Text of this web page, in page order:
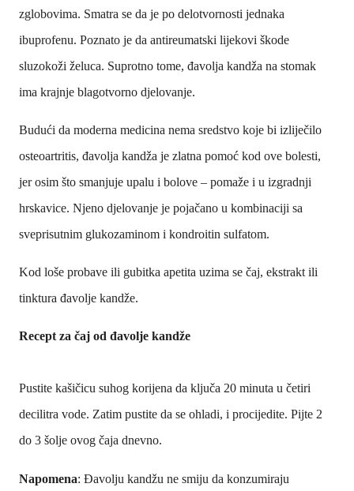
zglobovima. Smatra se da je po delotvornosti jednaka
ibuprofenu. Poznato je da antireumatski lijekovi škode
sluzokoži želuca. Suprotno tome, đavolja kandža na stomak
ima krajnje blagotvorno djelovanje.
Budući da moderna medicina nema sredstvo koje bi izliječilo
osteoartritis, đavolja kandža je zlatna pomoć kod ove bolesti,
jer osim što smanjuje upalu i bolove – pomaže i u izgradnji
hrskavice. Njeno djelovanje je pojačano u kombinaciji sa
sveprisutnim glukozaminom i kondroitin sulfatom.
Kod loše probave ili gubitka apetita uzima se čaj, ekstrakt ili
tinktura đavolje kandže.
Recept za čaj od đavolje kandže
Pustite kašičicu suhog korijena da ključa 20 minuta u četiri
decilitra vode. Zatim pustite da se ohladi, i procijedite. Pijte 2
do 3 šolje ovog čaja dnevno.
Napomena: Đavolju kandžu ne smiju da konzumiraju